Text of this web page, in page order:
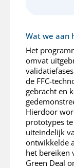
Wat we aan
Het
omvat
de FFC-
gebracht en
Hierdoor
prototypes
uiteindelijk
ontwikkelde
het bereiken
Green Deal